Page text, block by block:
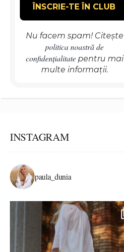
Nu facem spam! Citește
politica noastră de
confidențialitatepentru mai
multe informații.
INSTAGRAM
paula_dunia